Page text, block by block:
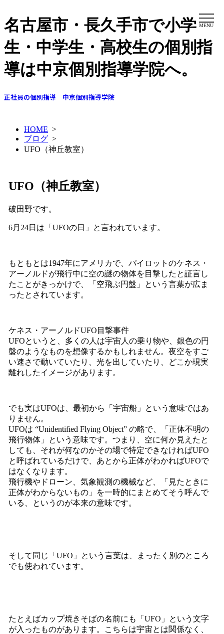
名古屋市・長久手市で小学
生・中学生・高校生の個別指
導は中京個別指導学院へ。
正社員の個別指導 中京個別指導学院
MENU
HOME >
ブログ >
UFO（神丘教室）
UFO（神丘教室）
破田野です。
6月24日は「UFOの日」と言われています。
もともとは1947年にアメリカで、パイロットのケネス・
アーノルドが飛行中に空の謎の物体を目撃したと証言し
たことがきっかけで、「空飛ぶ円盤」という言葉が広ま
ったとされています。
ケネス・アーノルドUFO目撃事件
UFOというと、多くの人は宇宙人の乗り物や、銀色の円
盤のようなものを想像するかもしれません。夜空をすご
い速さで動いていたり、光を出していたり、どこか現実
離れしたイメージがあります。
でも実はUFOは、最初から「宇宙船」という意味ではあ
りません。
UFOは “Unidentified Flying Object” の略で、「正体不明の
飛行物体」という意味です。つまり、空に何か見えたと
しても、それが何なのかその場で特定できなければUFO
と呼ばれているだけで、あとから正体がわかればUFOで
はなくなります。
飛行機やドローン、気象観測の機械など、「見たときに
正体がわからないもの」を一時的にまとめてそう呼んで
いる、というのが本来の意味です。
そして同じ「UFO」という言葉は、まったく別のところ
でも使われています。
たとえばカップ焼きそばの名前にも「UFO」という文字
が入ったものがあります。こちらは宇宙とは関係なく、